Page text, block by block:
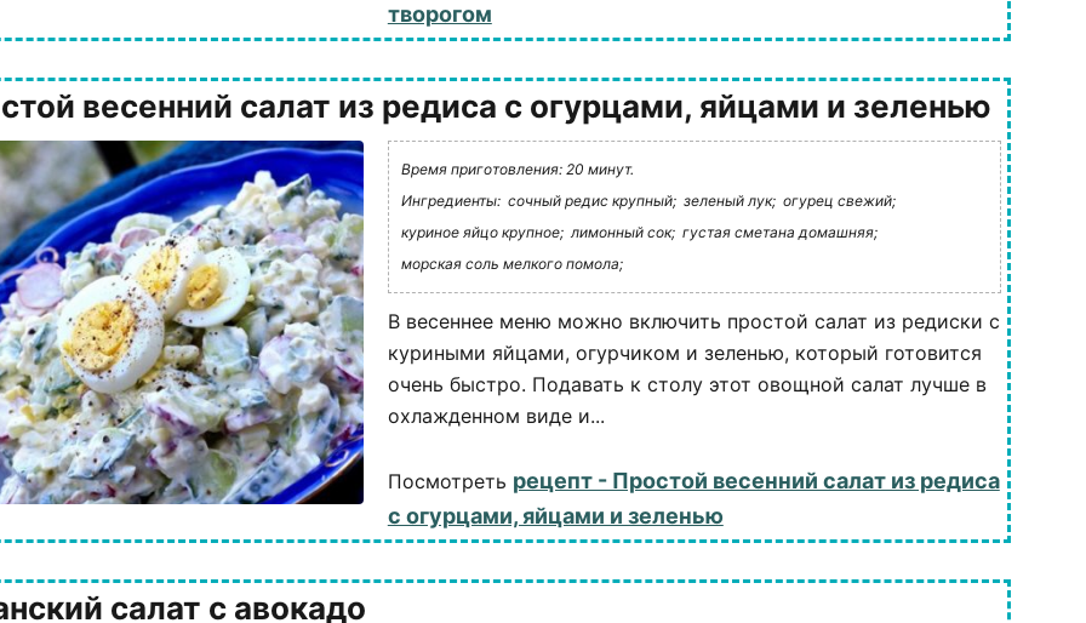
творогом
весенний салат из редиса с огурцами, яйцами и зеленью
Время приготовления: 20 минут.
Ингредиенты: сочный редис крупный; зеленый лук; огурец свежий;
куриное яйцо крупное; лимонный сок; густая сметана домашняя;
морская соль мелкого помола;
В весеннее меню можно включить простой салат из редиски с
куриными яйцами, огурчиком и зеленью, который готовится
очень быстро. Подавать к столу этот овощной салат лучше в
охлажденном виде и...
Посмотреть рецепт - Простой весенний салат из редиса
с огурцами, яйцами и зеленью
салат с авокадо